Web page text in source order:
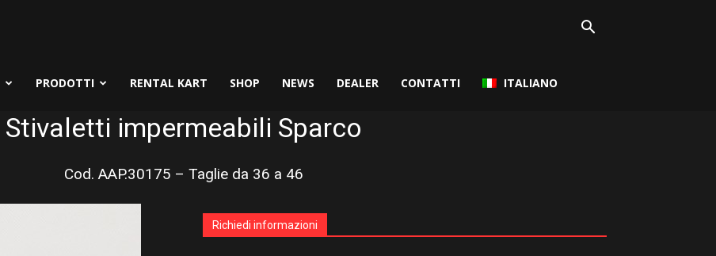
PRODOTTI RENTAL KART SHOP NEWS DEALER CONTATTI ITALIANO
Stivaletti impermeabili Sparco
Cod. AAP.30175 – Taglie da 36 a 46
Richiedi informazioni